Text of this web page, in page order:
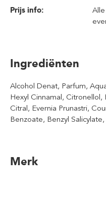
Prijs info:
Ingrediënten
Alcohol Denat, Parfum,
Hexyl Cinnamal,
Citral, Evernia Prunastri,
Benzoate, Benzyl
Merk